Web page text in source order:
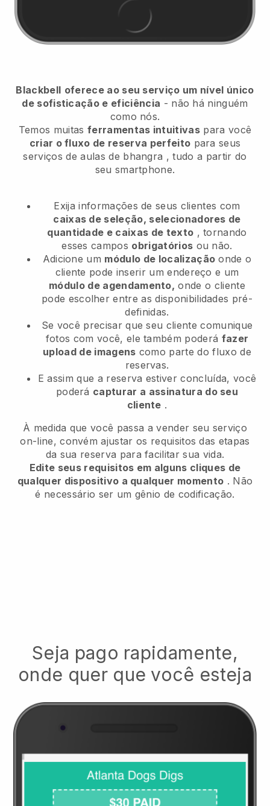
Blackbell oferece ao seu serviço um nível único
de sofisticação e eficiência - não há ninguém
como nós.
Temos muitas ferramentas intuitivas para você
criar o fluxo de reserva perfeito para seus
serviços de aulas de bhangra , tudo a partir do
seu smartphone.
Exija informações de seus clientes com
caixas de seleção, selecionadores de
quantidade e caixas de texto , tornando
esses campos obrigatórios ou não.
Adicione um módulo de localização onde o
cliente pode inserir um endereço e um
módulo de agendamento, onde o cliente
pode escolher entre as disponibilidades pré-
definidas.
Se você precisar que seu cliente comunique
fotos com você, ele também poderá fazer
upload de imagens como parte do fluxo de
reservas.
E assim que a reserva estiver concluída, você
poderá capturar a assinatura do seu
cliente .
À medida que você passa a vender seu serviço
on-line, convém ajustar os requisitos das etapas
da sua reserva para facilitar sua vida.
Edite seus requisitos em alguns cliques de
qualquer dispositivo a qualquer momento . Não
é necessário ser um gênio de codificação.
Seja pago rapidamente,
onde quer que você esteja